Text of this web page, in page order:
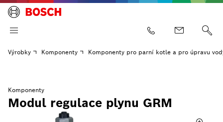
Výrobky Komponenty Komponenty pro parní kotle a pro úpravu
Komponenty
Modul regulace plynu GRM